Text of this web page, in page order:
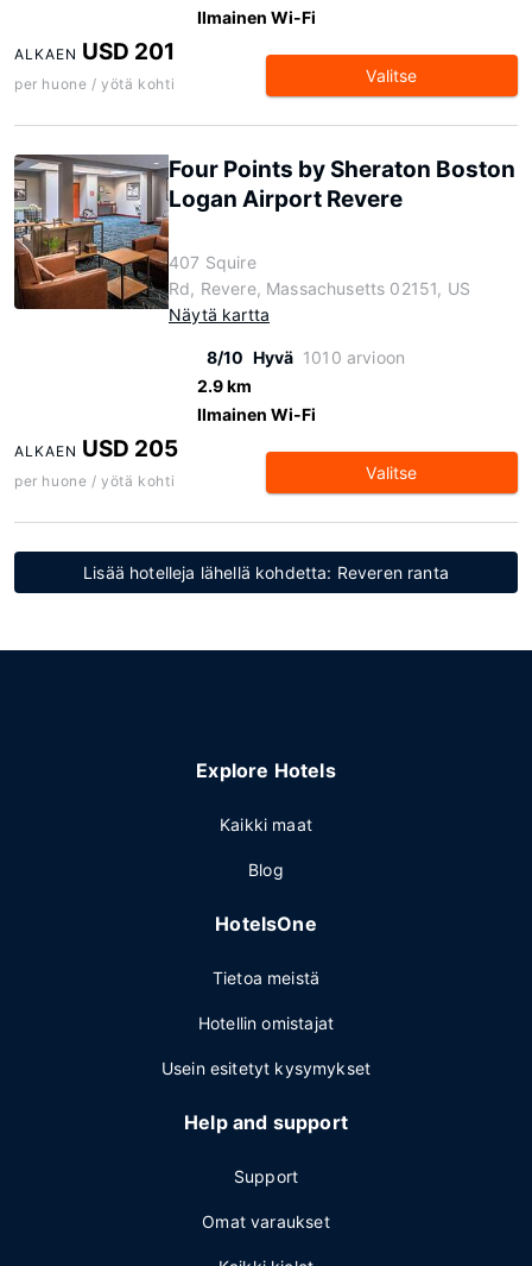
Ilmainen Wi-Fi
ALKAEN USD 201
per huone / yötä kohti Valitse
Four Points by Sheraton Boston
Logan Airport Revere
407 Squire
Rd, Revere, Massachusetts 02151, US
Näytä kartta
8/10 Hyvä 1010 arvioon
2.9 km
Ilmainen Wi-Fi
ALKAEN USD 205
per huone / yötä kohti Valitse
Lisää hotelleja lähellä kohdetta: Reveren ranta
Explore Hotels
Kaikki maat
Blog
HotelsOne
Tietoa meistä
Hotellin omistajat
Usein esitetyt kysymykset
Help and support
Support
Omat varaukset